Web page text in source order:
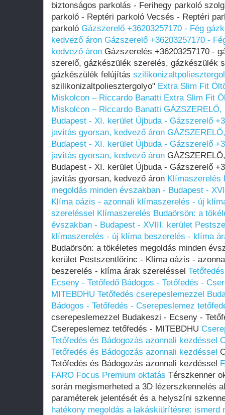
biztonságos parkolás - Ferihegy parkoló
parkoló - Reptéri parkoló Vecsés - Reptéri
parkoló Gázszerelő +36203257170 - Fég
kedvező áron Gázszerelő +36203257170 -
kedvező áron Gázszerelés +36203257170 -
szerelő, gázkészülék szerelés, gázkészülék
gázkészülék felújítás
szilikonizaltpoliesztergolyo" Extra Slim Fit
Miskolcon – Riccardo Banatti Extra Slim Fit
Miskolcon – Riccardo Banatti
Budapest - XI. kerület Újbuda - Gázszerelő
javítás gyorsan, kedvező áron
Budapest - XI. kerület Újbuda - Gázszerelő
javítás gyorsan, kedvező áron
Budapest - XI. kerület Újbuda - Gázszerelő
javítás gyorsan, kedvező áron Klímaszerelés
megoldás minden évszakban - Budapest -
Klíma oázis - azonnali klímaszerelés - új
szereléssel Klímaszerelés Budaörsön: a
évszakban - Budapest - XVIII. kerület
klímaszerelés - új klíma beszerelés - klíma
Budaörsön: a tökéletes megoldás minden
kerület Pestszentlőrinc - Klíma oázis -
beszerelés - klíma árak szereléssel
Ecseny - Tetőfedő Bádogos - Tetőfedés -
MITEBDHU Tetőfedés cserepeslemezzel
Bádogos - Tetőfedés - Cserepeslemez
cserepeslemezzel Budakeszi - Ecseny -
Cserepeslemez tetőfedés - MITEBDHU
Tetőfedés és Bádogozás azonnali kezdéssel
Tetőfedés és Bádogozás azonnali kezdéssel
Tetőfedés és Bádogozás azonnali kezdéssel
FARO Focus Premium oktatás Térszkenner
során megismerheted a 3D lézerszkennelés
paraméterek jelentését és a helyszíni
hatékony megoldás a lakáskiürítésre: ismerd